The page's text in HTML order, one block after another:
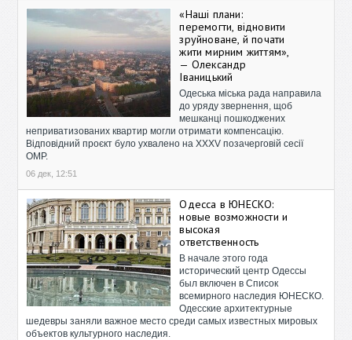
«Наші плани:
перемогти, відновити
зруйноване, й почати
жити мирним життям»,
— Олександр
Іваницький
Одеська міська рада направила
до уряду звернення, щоб
мешканці пошкоджених
неприватизованих квартир могли отримати компенсацію.
Відповідний проєкт було ухвалено на XXXV позачерговій сесії
ОМР.
06 дек, 12:51
Одесса в ЮНЕСКО:
новые возможности и
высокая
ответственность
В начале этого года
исторический центр Одессы
был включен в Список
всемирного наследия ЮНЕСКО.
Одесские архитектурные
шедевры заняли важное место среди самых известных мировых
объектов культурного наследия.